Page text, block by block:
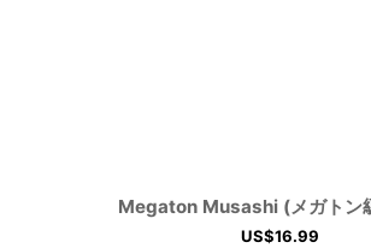
Megaton Musashi (メガトン
US$16.99